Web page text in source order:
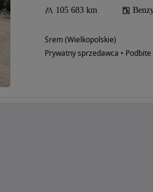
105 683 km
Śrem (Wielkopolskie)
Prywatny sprzedawca • Podbite